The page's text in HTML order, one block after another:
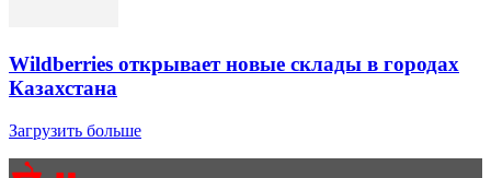
Wildberries открывает новые склады в городах
Казахстана
Загрузить больше